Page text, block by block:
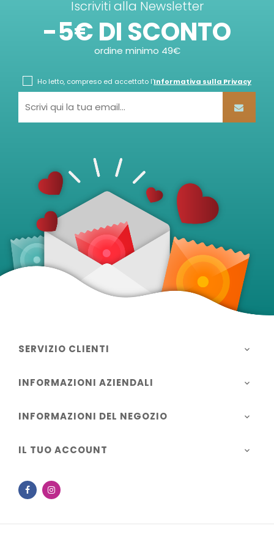
Iscriviti alla Newsletter
-5€ DI SCONTO
ordine minimo 49€
Ho letto, compreso ed accettato l'Informativa sulla Privacy
SERVIZIO CLIENTI 
INFORMAZIONI AZIENDALI 
INFORMAZIONI DEL NEGOZIO 
IL TUO ACCOUNT 
Facebook